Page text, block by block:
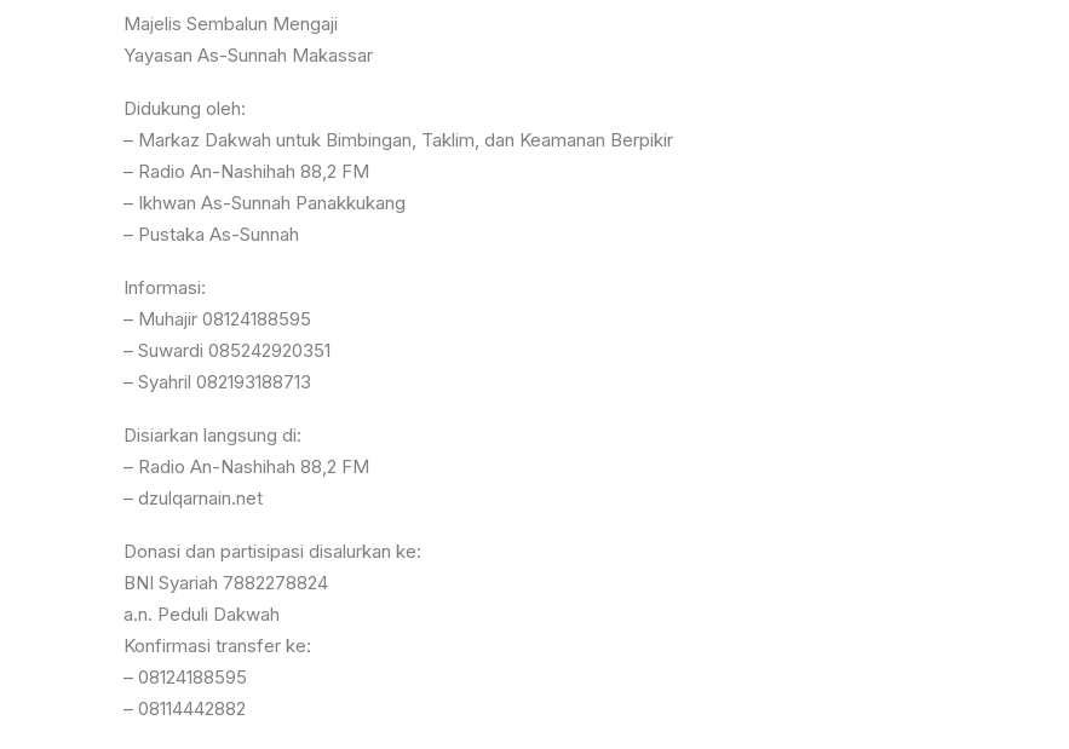
Majelis Sembalun Mengaji
Yayasan As-Sunnah Makassar
Didukung oleh:
– Markaz Dakwah untuk Bimbingan, Taklim, dan Keamanan Berpikir
– Radio An-Nashihah 88,2 FM
– Ikhwan As-Sunnah Panakkukang
– Pustaka As-Sunnah
Informasi:
– Muhajir 08124188595
– Suwardi 085242920351
– Syahril 082193188713
Disiarkan langsung di:
– Radio An-Nashihah 88,2 FM
– dzulqarnain.net
Donasi dan partisipasi disalurkan ke:
BNI Syariah 7882278824
a.n. Peduli Dakwah
Konfirmasi transfer ke:
– 08124188595
– 08114442882